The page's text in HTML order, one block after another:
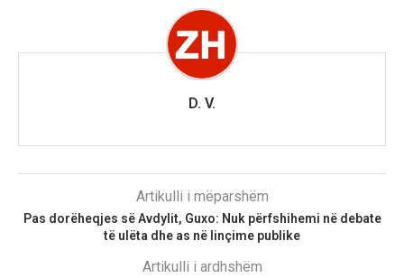
D. V.
Artikulli i mëparshëm
Pas dorëheqjes së Avdylit, Guxo: Nuk përfshihemi në debate
të ulëta dhe as në linçime publike
Artikulli i ardhshëm